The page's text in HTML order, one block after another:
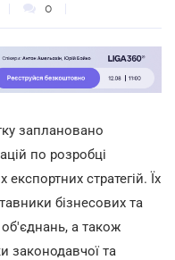
0
заплановано
по розробці
стратегій. Їх
бізнесових та
об'єднань, а також
законодавчої та